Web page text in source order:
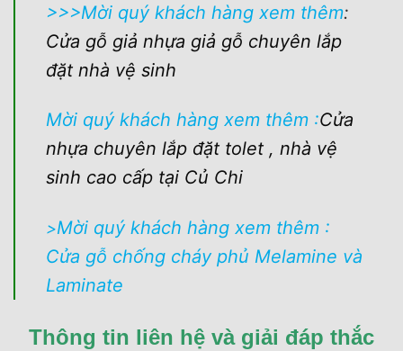
>>>Mời quý khách hàng xem thêm:
Cửa gỗ giả nhựa giả gỗ chuyên lắp
đặt nhà vệ sinh
Mời quý khách hàng xem thêm :Cửa
nhựa chuyên lắp đặt tolet , nhà vệ
sinh cao cấp tại Củ Chi
>Mời quý khách hàng xem thêm :
Cửa gỗ chống cháy phủ Melamine và
Laminate
Thông tin liên hệ và giải đáp thắc